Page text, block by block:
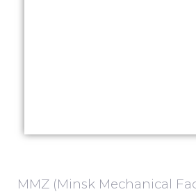
MMZ (Minsk Mechanical